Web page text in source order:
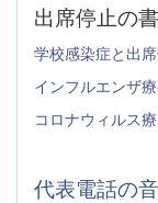
出席停止の
学校感染症と出
インフルエンザ
コロナウィルス
代表電話の